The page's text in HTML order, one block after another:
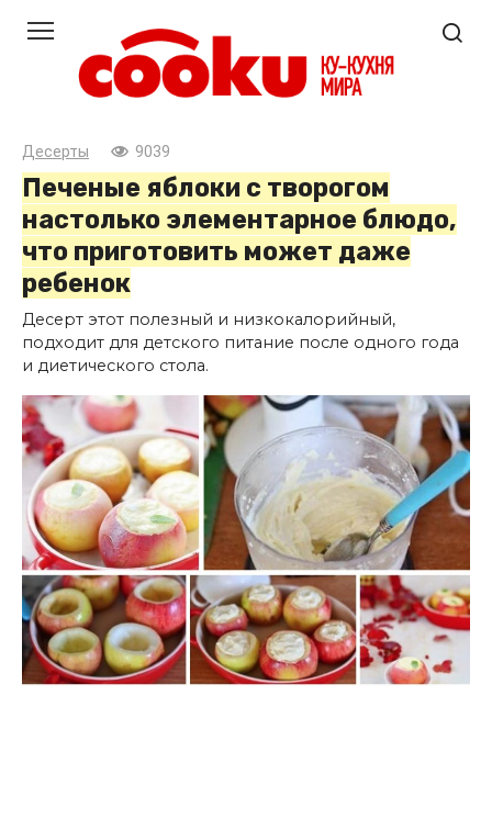
контенту
Десерты 9039
Печеные яблоки с творогом
настолько элементарное блюдо,
что приготовить может даже
ребенок
Десерт этот полезный и низкокалорийный,
подходит для детского питание после одного года
и диетического стола.